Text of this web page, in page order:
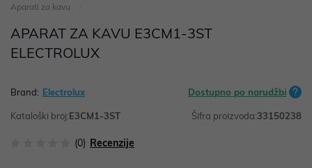
Aparati za kavu
APARAT ZA KAVU E3CM1-3ST
ELECTROLUX
Brand: Electrolux Dostupno po narudžbi
Kataloški broj:E3CM1-3ST Šifra proizvoda:33150238
(0) Recenzije